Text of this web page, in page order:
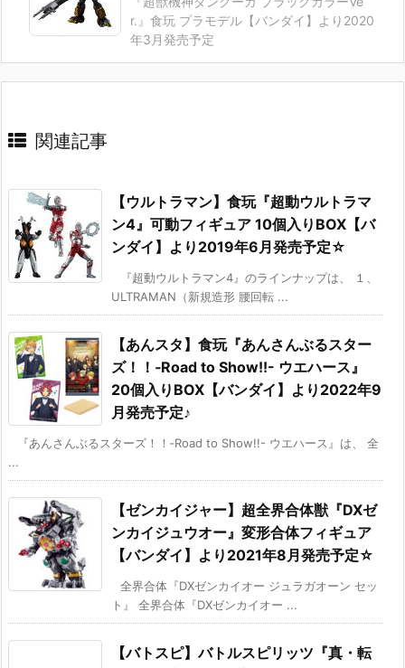
r.』食玩 プラモデル【バンダイ】より2020
年3月発売予定
関連記事
【ウルトラマン】食玩『超動ウルトラマ
ン4』可動フィギュア 10個入りBOX【バ
ンダイ】より2019年6月発売予定☆
『超動ウルトラマン4』のラインナップは、 １、
ULTRAMAN（新規造形 腰回転 ...
【あんスタ】食玩『あんさんぶるスター
ズ！！‐Road to Show!!- ウエハース』
20個入りBOX【バンダイ】より2022年9
月発売予定♪
『あんさんぶるスターズ！！‐Road to Show!!- ウエハース』は、 全
...
【ゼンカイジャー】超全界合体獣『DXゼ
ンカイジュウオー』変形合体フィギュア
【バンダイ】より2021年8月発売予定☆
全界合体『DXゼンカイオー ジュラガオーン セッ
ト』 全界合体『DXゼンカイオー ...
【バトスピ】バトルスピリッツ『真・転